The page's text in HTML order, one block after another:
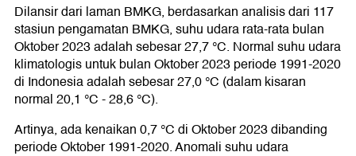
Dilansir dari laman BMKG, berdasarkan analisis dari 117
stasiun pengamatan BMKG, suhu udara rata-rata bulan
Oktober 2023 adalah sebesar 27,7 °C. Normal suhu udara
klimatologis untuk bulan Oktober 2023 periode 1991-2020
di Indonesia adalah sebesar 27,0 °C (dalam kisaran
normal 20,1 °C - 28,6 °C).
Artinya, ada kenaikan 0,7 °C di Oktober 2023 dibanding
periode Oktober 1991-2020. Anomali suhu udara